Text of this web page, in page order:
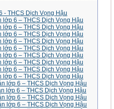
- THCS Dịch Vọng Hậu
lớp 6 – THCS Dịch Vọng Hậu
lớp 6 – THCS Dịch Vọng Hậu
lớp 6 – THCS Dịch Vọng Hậu
lớp 6 – THCS Dịch Vọng Hậu
lớp 6 – THCS Dịch Vọng Hậu
lớp 6 – THCS Dịch Vọng Hậu
lớp 6 – THCS Dịch Vọng Hậu
lớp 6 – THCS Dịch Vọng Hậu
lớp 6 – THCS Dịch Vọng Hậu
lớp 6 – THCS Dịch Vọng Hậu
lớp 6 – THCS Dịch Vọng Hậu
lớp 6 – THCS Dịch Vọng Hậu
lớp 6 – THCS Dịch Vọng Hậu